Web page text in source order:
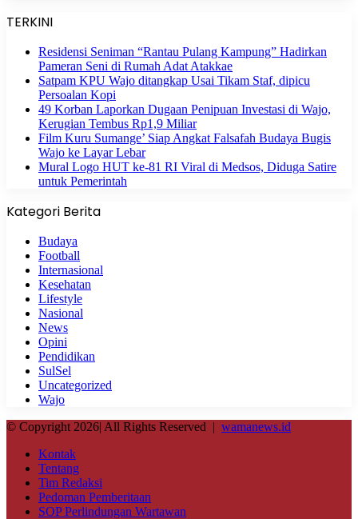
TERKINI
Residensi Seniman “Rantau Pulang Kampung” Hadirkan
Pameran Seni di Rumah Adat Atakkae
Satpam KPU Wajo ditangkap Usai Tikam Staf, dipicu
Persoalan Kopi
49 Korban Laporkan Dugaan Penipuan Investasi di Wajo,
Kerugian Tembus Rp1,9 Miliar
Film Kuru Sumange’ Siap Angkat Falsafah Budaya Bugis
Wajo ke Layar Lebar
Mural Logo HUT ke-81 RI Viral di Medsos, Diduga Satire
untuk Pemerintah
Kategori Berita
Budaya
Football
Internasional
Kesehatan
Lifestyle
Nasional
News
Opini
Pendidikan
SulSel
Uncategorized
Wajo
© Copyright 2026| All Rights Reserved | wamanews.id
Kontak
Tentang
Tim Redaksi
Pedoman Pemberitaan
SOP Perlindungan Wartawan